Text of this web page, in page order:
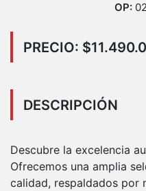
OP:
PRECIO:
DESCRIPCIÓN
Descubre la excelencia
Ofrecemos una amplia
calidad, respaldados por